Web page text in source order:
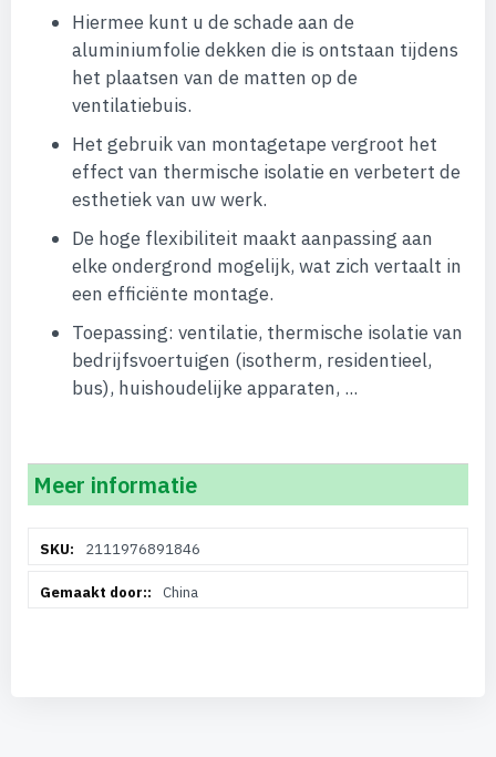
Hiermee kunt u de schade aan de
aluminiumfolie dekken die is ontstaan ​​tijdens
het plaatsen van de matten op de
ventilatiebuis.
Het gebruik van montagetape vergroot het
effect van thermische isolatie en verbetert de
esthetiek van uw werk.
De hoge flexibiliteit maakt aanpassing aan
elke ondergrond mogelijk, wat zich vertaalt in
een efficiënte montage.
Toepassing: ventilatie, thermische isolatie van
bedrijfsvoertuigen (isotherm, residentieel,
bus), huishoudelijke apparaten, ...
Meer informatie
informatie2111976891846
China